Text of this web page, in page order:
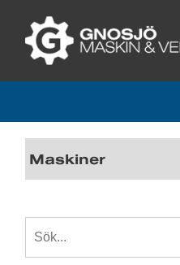
Maskiner